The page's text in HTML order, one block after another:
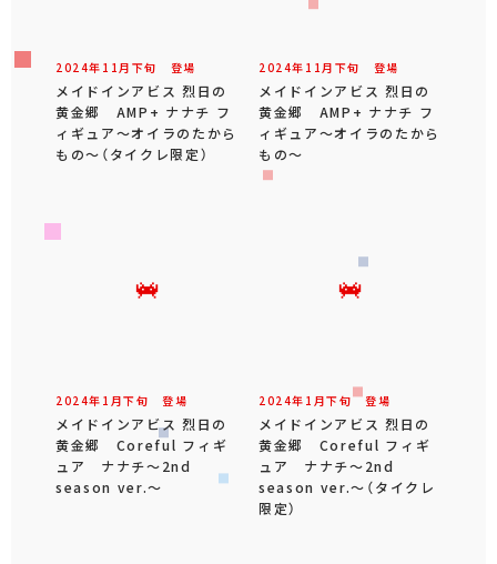
2024年 11 月 下旬 登場
メイドインアビス 烈日の
黄金郷 AMP+ ナナチ フ
ィギュア～オイラのたから
もの～（タイクレ限定）
2024年 11 月 下旬 登場
メイドインアビス 烈日の
黄金郷 AMP+ ナナチ フ
ィギュア～オイラのたから
もの～
2024年 1 月下旬 登場
メイドインアビス 烈日の
黄金郷 Coreful フィギ
ュア ナナチ～2nd
season ver.～
2024年 1 月下旬登場
メイドインアビス 烈日の
黄金郷 Coreful フィギ
ュア ナナチ～2nd
season ver.～（タイクレ
限定）